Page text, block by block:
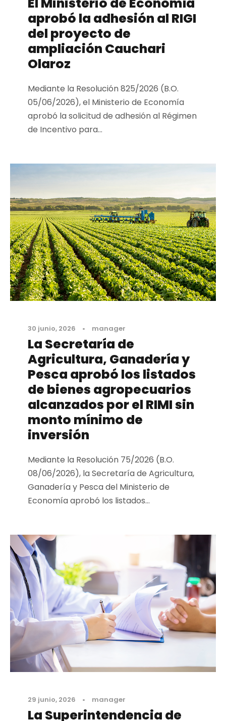
aprobó la adhesión al RIGI
del proyecto de
ampliación Cauchari
Olaroz
Mediante la Resolución 825/2026 (B.O.
05/06/2026), el Ministerio de Economía
aprobó la solicitud de adhesión al Régimen
de Incentivo para...
30 junio, 2026 • manager
La Secretaría de
Agricultura, Ganadería y
Pesca aprobó los listados
de bienes agropecuarios
alcanzados por el RIMI sin
monto mínimo de
inversión
Mediante la Resolución 75/2026 (B.O.
08/06/2026), la Secretaría de Agricultura,
Ganadería y Pesca del Ministerio de
Economía aprobó los listados...
29 junio, 2026 • manager
La Superintendencia de